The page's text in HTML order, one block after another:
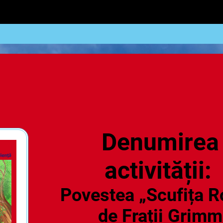
Denumirea
activității:
Povestea „Scufița
de Frații Grimm